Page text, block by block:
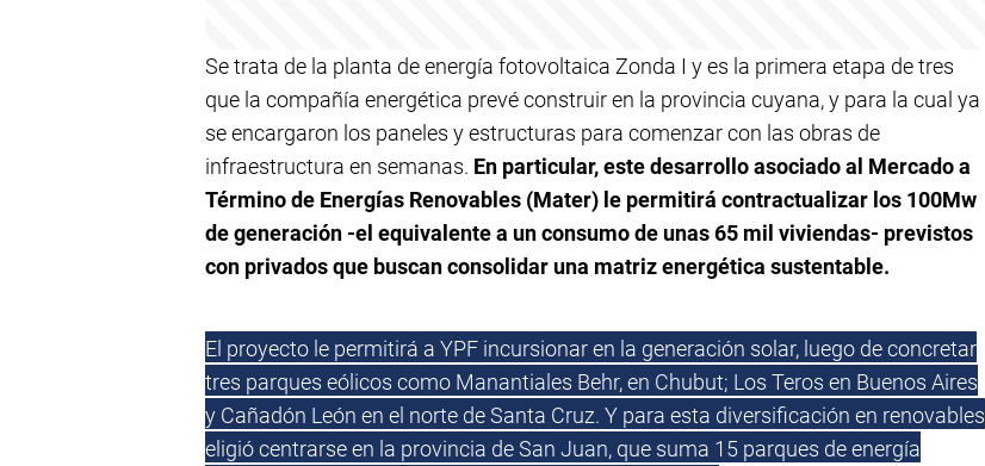
Se trata de la planta de energía fotovoltaica Zonda I y es la primera etapa de tres
que la compañía energética prevé construir en la provincia cuyana, y para la cual ya
se encargaron los paneles y estructuras para comenzar con las obras de
infraestructura en semanas. En particular, este desarrollo asociado al Mercado a
Término de Energías Renovables (Mater) le permitirá contractualizar los 100Mw
de generación -el equivalente a un consumo de unas 65 mil viviendas- previstos
con privados que buscan consolidar una matriz energética sustentable.
El proyecto le permitirá a YPF incursionar en la generación solar, luego de concretar
tres parques eólicos como Manantiales Behr, en Chubut; Los Teros en Buenos Aires
y Cañadón León en el norte de Santa Cruz. Y para esta diversificación en renovables
eligió centrarse en la provincia de San Juan, que suma 15 parques de energía